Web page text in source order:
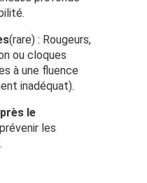
(rare) : Rougeurs,
ou cloques
à une fluence
inadéquat).
le
les